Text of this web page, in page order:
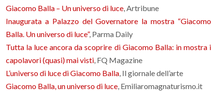
Giacomo Balla – Un universo di luce, Artribune
Inaugurata a Palazzo del Governatore la mostra “Giacomo
Balla. Un universo di luce”, Parma Daily
Tutta la luce ancora da scoprire di Giacomo Balla: in mostra i
capolavori (quasi) mai visti, FQ Magazine
L’universo di luce di Giacomo Balla, Il giornale dell’arte
Giacomo Balla, un universo di luce, Emiliaromagnaturismo.it